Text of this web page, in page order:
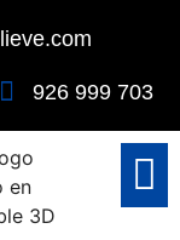
926 999 703